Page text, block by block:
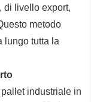
di livello export,
metodo
lungo tutta la
industriale in